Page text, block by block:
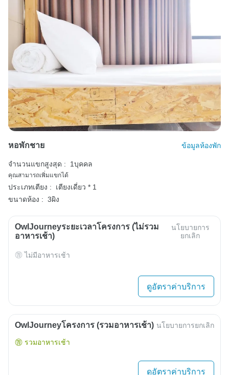
หอพักชาย ข้อมูลห้องพัก
จำนวนแขกสูงสุด : 1บุคคล
คุณสามารถเพิ่มแขกได้
ประเภทเตียง :
เตียงเดี่ยว * 1
ขนาดห้อง : 3ผิง
OwlJourneyระยะเวลาโครงการ (ไม่รวม
อาหารเช้า)
นโยบายการ
ยกเลิก
ไม่มีอาหารเช้า
ดูอัตราค่าบริการ
OwlJourneyโครงการ (รวมอาหารเช้า) นโยบายการยกเลิก
รวมอาหารเช้า
ดูอัตราค่าบริการ